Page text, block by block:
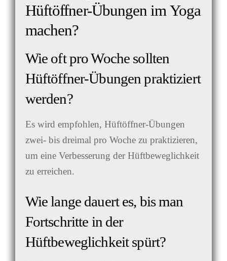
Hüftöffner-Übungen im Yoga
machen?
Wie oft pro Woche sollten
Hüftöffner-Übungen praktiziert
werden?
Es wird empfohlen, Hüftöffner-Übungen
zwei- bis dreimal pro Woche zu praktizieren,
um eine Verbesserung der Hüftbeweglichkeit
zu erreichen.
Wie lange dauert es, bis man
Fortschritte in der
Hüftbeweglichkeit spürt?